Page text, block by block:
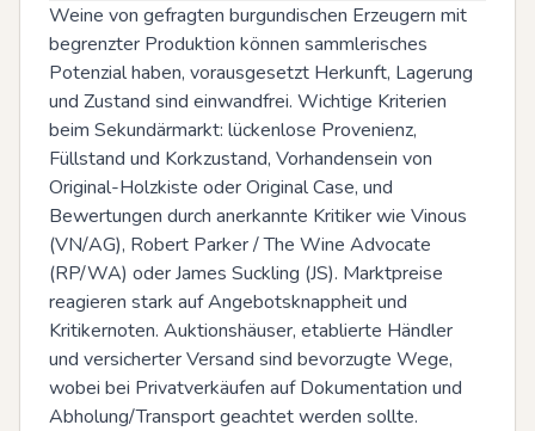
Weine von gefragten burgundischen Erzeugern mit
begrenzter Produktion können sammlerisches
Potenzial haben, vorausgesetzt Herkunft, Lagerung
und Zustand sind einwandfrei. Wichtige Kriterien
beim Sekundärmarkt: lückenlose Provenienz,
Füllstand und Korkzustand, Vorhandensein von
Original-Holzkiste oder Original Case, und
Bewertungen durch anerkannte Kritiker wie Vinous
(VN/AG), Robert Parker / The Wine Advocate
(RP/WA) oder James Suckling (JS). Marktpreise
reagieren stark auf Angebotsknappheit und
Kritikernoten. Auktionshäuser, etablierte Händler
und versicherter Versand sind bevorzugte Wege,
wobei bei Privatverkäufen auf Dokumentation und
Abholung/Transport geachtet werden sollte.